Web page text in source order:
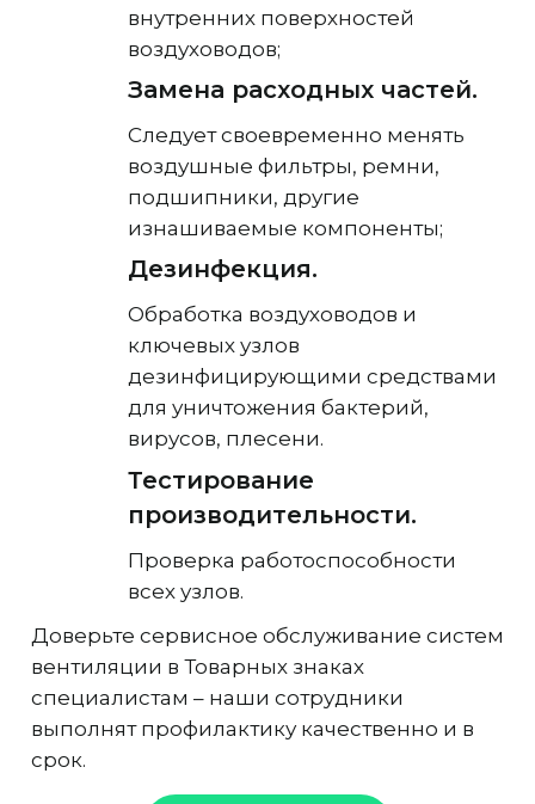
внутренних поверхностей
воздуховодов;
Замена расходных частей.
Следует своевременно менять
воздушные фильтры, ремни,
подшипники, другие
изнашиваемые компоненты;
Дезинфекция.
Обработка воздуховодов и
ключевых узлов
дезинфицирующими средствами
для уничтожения бактерий,
вирусов, плесени.
Тестирование
производительности.
Проверка работоспособности
всех узлов.
Доверьте сервисное обслуживание систем
вентиляции в Товарных знаках
специалистам – наши сотрудники
выполнят профилактику качественно и в
срок.